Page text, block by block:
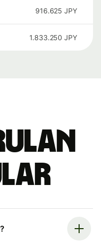
916.625 JPY
1.833.250 JPY